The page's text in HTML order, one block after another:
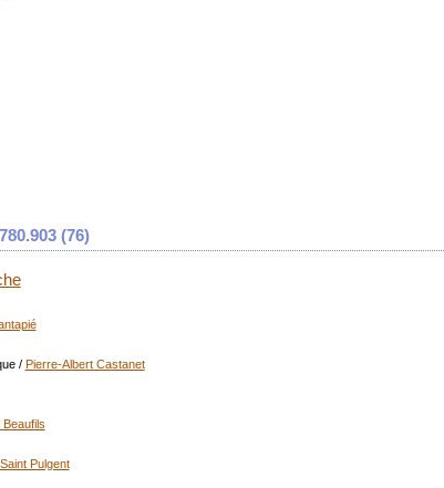
(76)
/ Pierre-Albert Castanet
Pulgent